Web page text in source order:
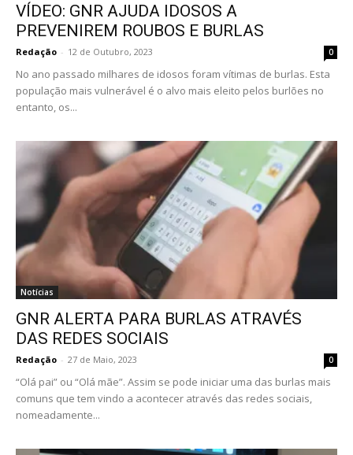
VÍDEO: GNR AJUDA IDOSOS A
PREVENIREM ROUBOS E BURLAS
Redação - 12 de Outubro, 2023 0
No ano passado milhares de idosos foram vítimas de burlas. Esta
população mais vulnerável é o alvo mais eleito pelos burlões no
entanto, os...
Notícias
GNR ALERTA PARA BURLAS ATRAVÉS
DAS REDES SOCIAIS
Redação - 27 de Maio, 2023 0
“Olá pai” ou “Olá mãe”. Assim se pode iniciar uma das burlas mais
comuns que tem vindo a acontecer através das redes sociais,
nomeadamente...